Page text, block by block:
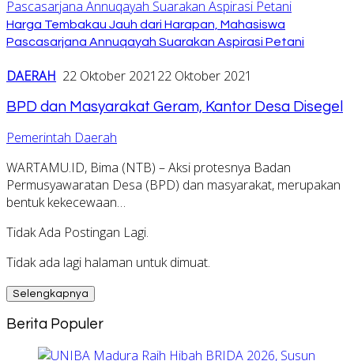
Harga Tembakau Jauh dari Harapan, Mahasiswa
Pascasarjana Annuqayah Suarakan Aspirasi Petani
DAERAH 22 Oktober 2021 22 Oktober 2021
BPD dan Masyarakat Geram, Kantor Desa Disegel
Pemerintah Daerah
WARTAMU.ID, Bima (NTB) – Aksi protesnya Badan
Permusyawaratan Desa (BPD) dan masyarakat, merupakan
bentuk kekecewaan…
Tidak Ada Postingan Lagi.
Tidak ada lagi halaman untuk dimuat.
Selengkapnya
Berita Populer